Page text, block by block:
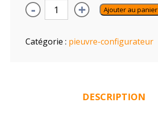
- + Ajouter au panier
Catégorie : pieuvre-configurateur
DESCRIPTION